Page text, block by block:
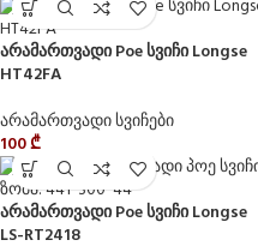
არამართვადი Poe სვიჩი Longse
HT42FA
არამართვადი სვიჩები
100₾
არამართვადი Poe სვიჩი Longse
LS-RT2418